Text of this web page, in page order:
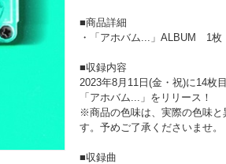
■商品詳細
・「アホバム...」ALBUM 1枚
■収録内容
2023年8月11日(金・祝)に14枚
「アホバム...」をリリース！
※商品の色味は、実際の色味と
す。予めご了承くださいませ。
■収録曲